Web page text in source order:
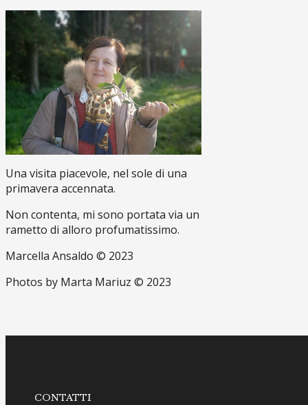
Una visita piacevole, nel sole di una
primavera accennata.
Non contenta, mi sono portata via un
rametto di alloro profumatissimo.
Marcella Ansaldo © 2023
Photos by Marta Mariuz © 2023
CONTATTI